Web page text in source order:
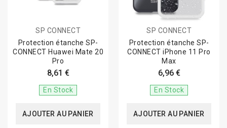
SP CONNECT
Protection étanche SP-
CONNECT Huawei Mate 20
Pro
8,61 €
En Stock
AJOUTER AU PANIER
SP CONNECT
Protection étanche SP-
CONNECT iPhone 11 Pro
Max
6,96 €
En Stock
AJOUTER AU PANIER